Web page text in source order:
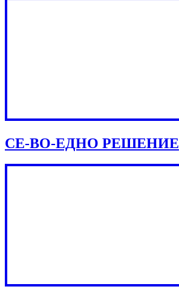
СЕ-ВО-ЕДНО РЕШЕНИЕ